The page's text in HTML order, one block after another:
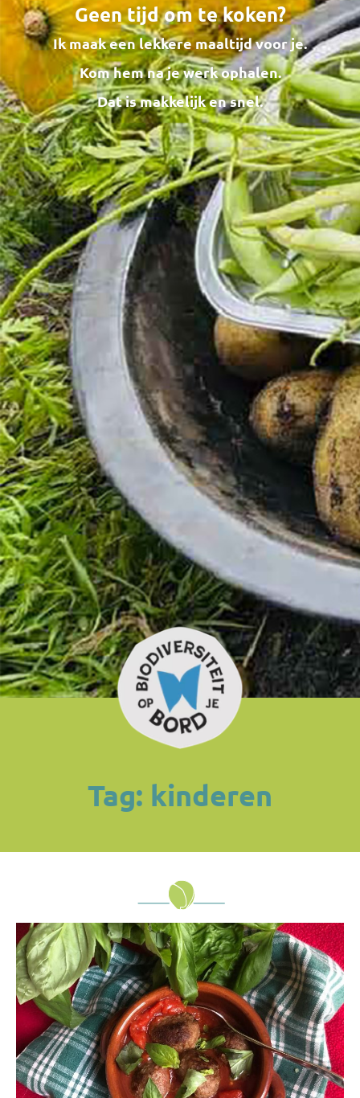
Geen tijd om te koken?
Ik maak een lekkere maaltijd voor je.
Kom hem na je werk ophalen.
Dat is makkelijk en snel.
Tag: kinderen